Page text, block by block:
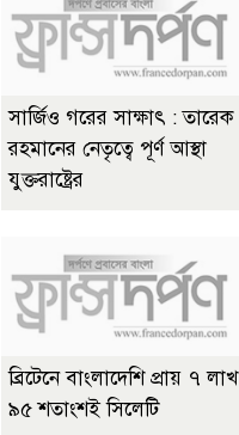
সার্জিও গরের সাক্ষাৎ : তারেক
রহমানের নেতৃত্বে পূর্ণ আস্থা
যুক্তরাষ্ট্রের
ব্রিটেনে বাংলাদেশি প্রায় ৭ লাখ
৯৫ শতাংশই সিলেটি